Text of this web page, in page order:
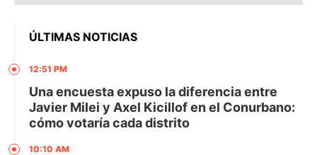
ÚLTIMAS NOTICIAS
12:51 PM
Una encuesta expuso la diferencia entre
Javier Milei y Axel Kicillof en el Conurbano:
cómo votaría cada distrito
10:10 AM